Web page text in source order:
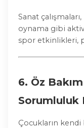
destekleyecek
Sanat
oynama gibi
spor etkinlikleri,
6. Öz
Sorumluluk
Çocukların